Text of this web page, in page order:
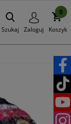
Szukaj Zaloguj Koszyk
0